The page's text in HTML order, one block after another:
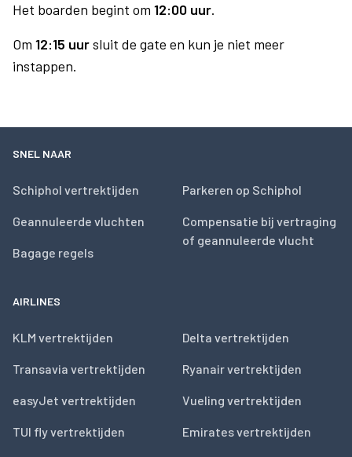
Het boarden begint om 12:00 uur.
Om 12:15 uursluit de gate en kun je niet meer
instappen.
SNEL NAAR
Schiphol vertrektijden
Geannuleerde vluchten
Bagage regels
Parkeren op Schiphol
Compensatie bij vertraging
of geannuleerde vlucht
AIRLINES
KLM vertrektijden
Transavia vertrektijden
easyJet vertrektijden
TUI fly vertrektijden
Delta vertrektijden
Ryanair vertrektijden
Vueling vertrektijden
Emirates vertrektijden